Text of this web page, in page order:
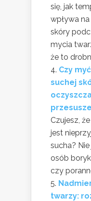
się, jak
wpływa
skóry
mycia
że to
Czy
suchej
Czujesz,
jest
sucha?
osób
czy
twarzy: